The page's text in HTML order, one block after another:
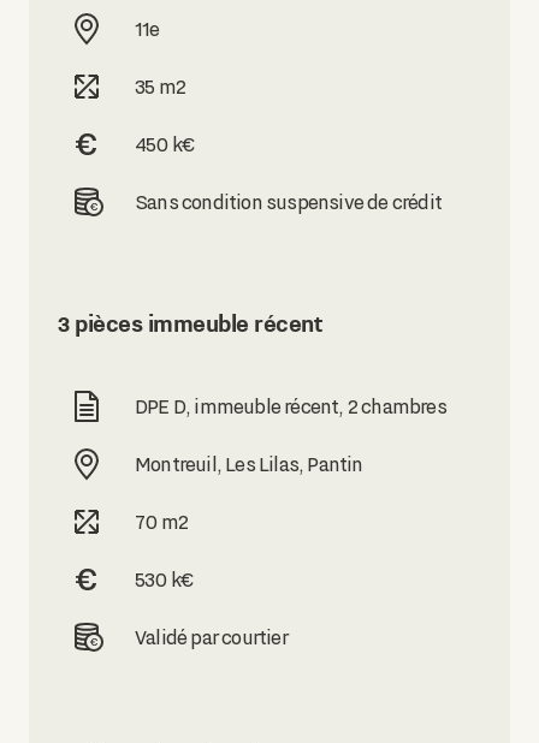
11e
35 m2
450 k€
Sans condition suspensive de crédit
3 pièces immeuble récent
DPE D, immeuble récent, 2 chambres
Montreuil, Les Lilas, Pantin
70 m2
530 k€
Validé par courtier